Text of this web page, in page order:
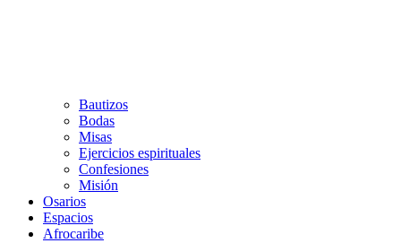
Bautizos
Bodas
Misas
Ejercicios espirituales
Confesiones
Misión
Osarios
Espacios
Afrocaribe